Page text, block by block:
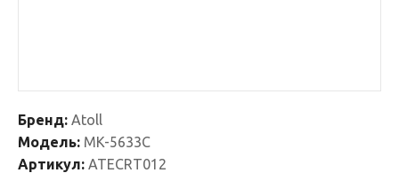
Бренд: Atoll
Модель: MK-5633C
Артикул: ATECRT012